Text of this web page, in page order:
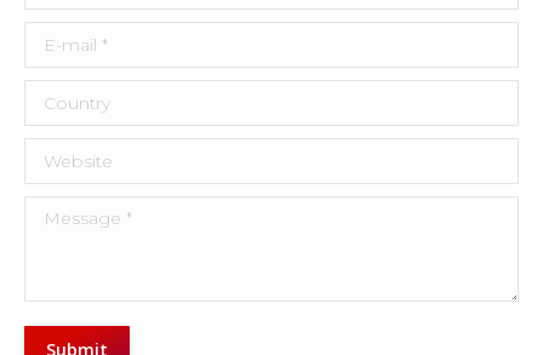
E-mail *
Country
Website
Message *
Submit